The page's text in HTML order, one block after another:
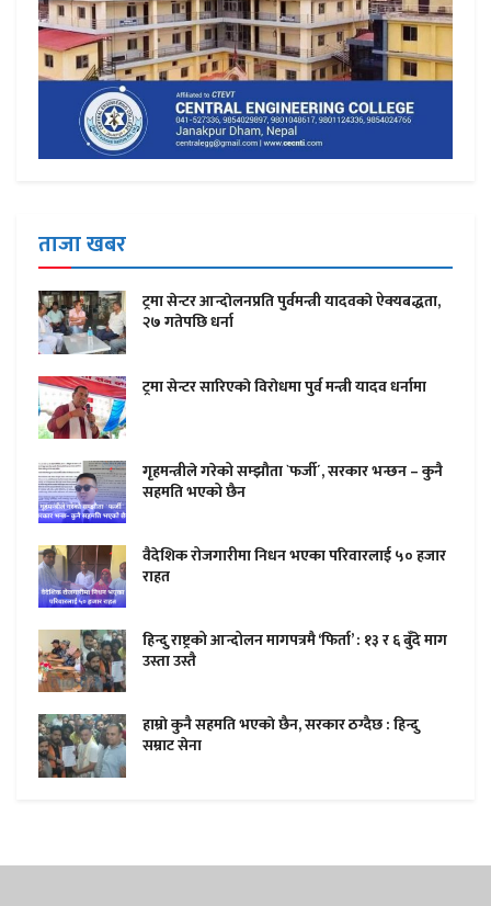
ताजा खबर
ट्रमा सेन्टर आन्दाेलनप्रति पुर्वमन्त्री यादवकाे ऐक्यबद्धता,
२७ गतेपछि धर्ना
ट्रमा सेन्टर सारिएकाे विराेधमा पुर्व मन्त्री यादव धर्नामा
गृहमन्त्रीले गरेको सम्झौता `फर्जी´, सरकार भन्छन – कुनै
सहमति भएको छैन
वैदेशिक रोजगारीमा निधन भएका परिवारलाई ५० हजार
राहत
हिन्दु राष्ट्रको आन्दोलन मागपत्रमै ‘फिर्ता’ : १३ र ६ बुँदे माग
उस्ता उस्तै
हाम्राे कुनै सहमति भएकाे छैन, सरकार ठग्दैछ : हिन्दु
सम्राट सेना